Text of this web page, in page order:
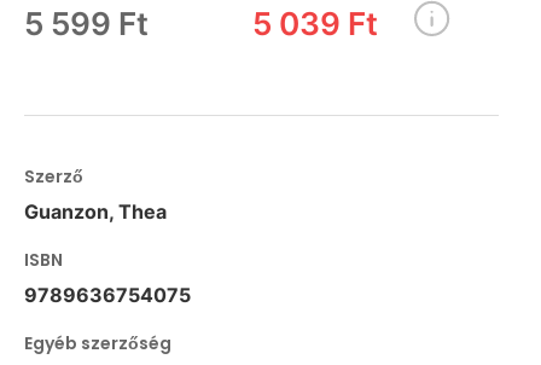
5 599 Ft 5 039 Ft
Szerző
Guanzon, Thea
ISBN
9789636754075
Egyéb szerzőség